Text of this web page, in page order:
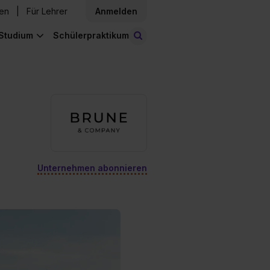
Für Lehrer Anmelden
Schülerpraktikum
Unternehmen abonnieren